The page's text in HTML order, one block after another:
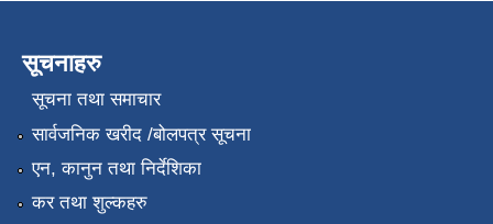
सूचनाहरु
सूचना तथा समाचार
सार्वजनिक खरीद /बोलपत्र सूचना
एन, कानुन तथा निर्देशिका
कर तथा शुल्कहरु